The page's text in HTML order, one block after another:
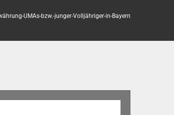
UMAs-bzw.-junger-Volljähriger-in-Bayern